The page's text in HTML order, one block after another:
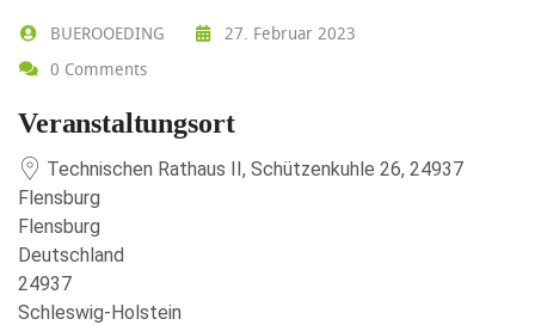
BUEROOEDING
27. Februar 2023
0 Comments
Veranstaltungsort
Technischen Rathaus II, Schützenkuhle 26, 24937
Flensburg
Flensburg
Deutschland
24937
Schleswig-Holstein